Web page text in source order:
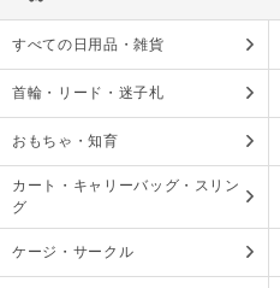
すべての日用品・雑貨
首輪・リード・迷子札
おもちゃ・知育
カート・キャリーバッグ・スリン
グ
ケージ・サークル